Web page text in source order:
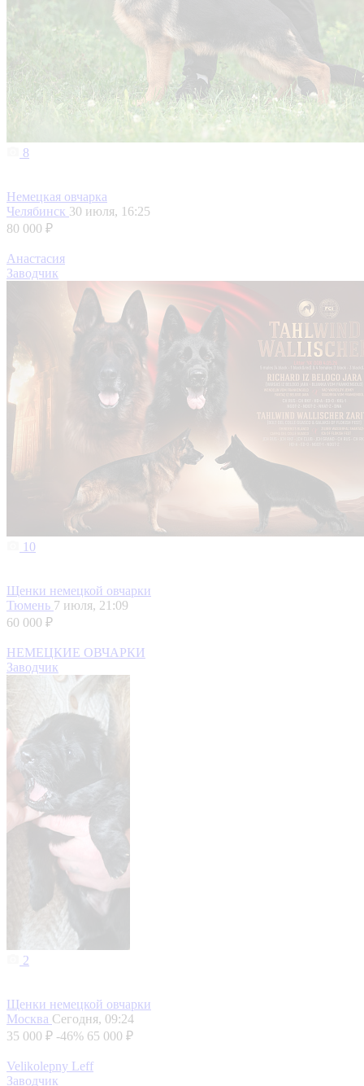
8
Немецкая овчарка
Челябинск 30 июля, 16:25
80 000 ₽
Анастасия
Заводчик
10
Щенки немецкой овчарки
Тюмень 7 июля, 21:09
60 000 ₽
НЕМЕЦКИЕ ОВЧАРКИ
Заводчик
2
Щенки немецкой овчарки
Москва Сегодня, 09:24
35 000 ₽ -46% 65 000 ₽
Velikolepny Leff
Заводчик